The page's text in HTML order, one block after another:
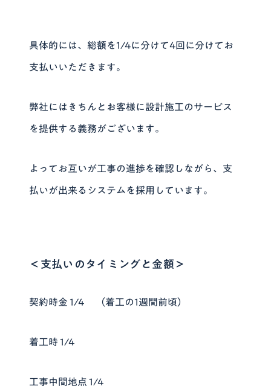
具体的には、 総額を1/4に分けて4回に分けて お
支払いいただきます。
弊社にはきちんとお客様に設計施工のサービス
を提供する義務がございます。
よってお互いが工事の進捗を確認しながら、支
払いが出来るシステムを採用しています。
＜支払いのタイミングと金額＞
契約時金 1/4 （着工の1週間前頃）
着工時 1/4
工事中間地点 1/4